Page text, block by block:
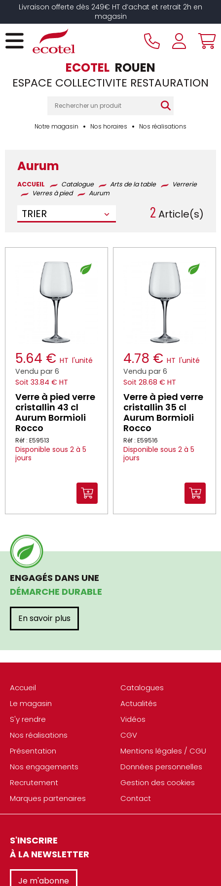
Livraison offerte dès 249€ HT d’achat et retrait 2h en
magasin
ECOTEL ROUEN
ESPACE COLLECTIVITE RESTAURATION
Notre magasin Nos horaires Nos réalisations
Aurum
ACCUEIL Catalogue Arts de la table
Verrerie
Verres à pied
Aurum
TRIER 2Article(s)
5.64 € HT l'unité
Vendu par 6
Soit 33.84 € HT
Verre à pied verre
cristallin 43 cl
Aurum Bormioli
Rocco
Réf : E59513
Disponible sous 2 à 5
jours
4.78 € HT l'unité
Vendu par 6
Soit 28.68 € HT
Verre à pied verre
cristallin 35 cl
Aurum Bormioli
Rocco
Réf : E59516
Disponible sous 2 à 5
jours
Accueil
Le magasin
S'y rendre
Nos réalisations
Présentation
Nos engagements
Recrutement
Marques partenaires
Catalogues
Actualités
Vidéos
CGV
Mentions légales / CGU
Données personnelles
Gestion des cookies
Contact
S'INSCRIRE
À LA NEWSLETTER
Je m'abonne
ENGAGÉS DANS UNE
DÉMARCHE DURABLE
En savoir plus
Panneau de gestion des cookies